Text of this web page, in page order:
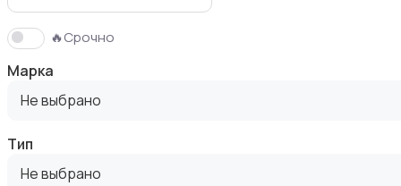
Игрушки и игры
🔥Срочно
Марка
Не выбрано
Тип
Не выбрано